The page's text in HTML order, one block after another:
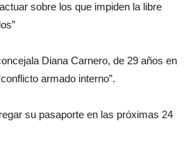
sobre los que impiden la libre
Diana Carnero, de 29 años en
armado interno”.
su pasaporte en las próximas 24